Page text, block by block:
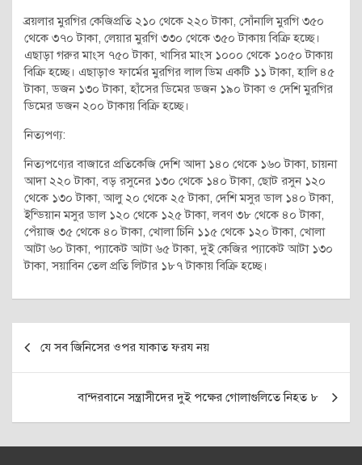
ব্রয়লার মুরগির কেজিপ্রতি ২১০ থেকে ২২০ টাকা, সোঁনালি মুরগি ৩৫০
থেকে ৩৭০ টাকা, লেয়ার মুরগি ৩৩০ থেকে ৩৫০ টাকায় বিক্রি হচ্ছে।
এছাড়া গরুর মাংস ৭৫০ টাকা, খাসির মাংস ১০০০ থেকে ১০৫০ টাকায়
বিক্রি হচ্ছে। এছাড়াও ফার্মের মুরগির লাল ডিম একটি ১১ টাকা, হালি ৪৫
টাকা, ডজন ১৩০ টাকা, হাঁসের ডিমের ডজন ১৯০ টাকা ও দেশি মুরগির
ডিমের ডজন ২০০ টাকায় বিক্রি হচ্ছে।
নিত্যপণ্য:
নিত্যপণ্যের বাজারে প্রতিকেজি দেশি আদা ১৪০ থেকে ১৬০ টাকা, চায়না
আদা ২২০ টাকা, বড় রসুনের ১৩০ থেকে ১৪০ টাকা, ছোট রসুন ১২০
থেকে ১৩০ টাকা, আলু ২০ থেকে ২৫ টাকা, দেশি মসুর ডাল ১৪০ টাকা,
ইন্ডিয়ান মসুর ডাল ১২০ থেকে ১২৫ টাকা, লবণ ৩৮ থেকে ৪০ টাকা,
পেঁয়াজ ৩৫ থেকে ৪০ টাকা, খোলা চিনি ১১৫ থেকে ১২০ টাকা, খোলা
আটা ৬০ টাকা, প্যাকেট আটা ৬৫ টাকা, দুই কেজির প্যাকেট আটা ১৩০
টাকা, সয়াবিন তেল প্রতি লিটার ১৮৭ টাকায় বিক্রি হচ্ছে।
navigation
যে সব জিনিসের ওপর যাকাত ফরয নয়
বান্দরবানে সন্ত্রাসীদের দুই পক্ষের গোলাগুলিতে নিহত ৮